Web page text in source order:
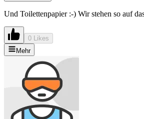
Und Toilettenpapier :-) Wir stehen so auf
0 Likes
Mehr